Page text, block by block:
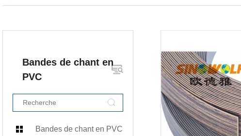
Bandes de chant en
PVC
Bandes de chant en PVC